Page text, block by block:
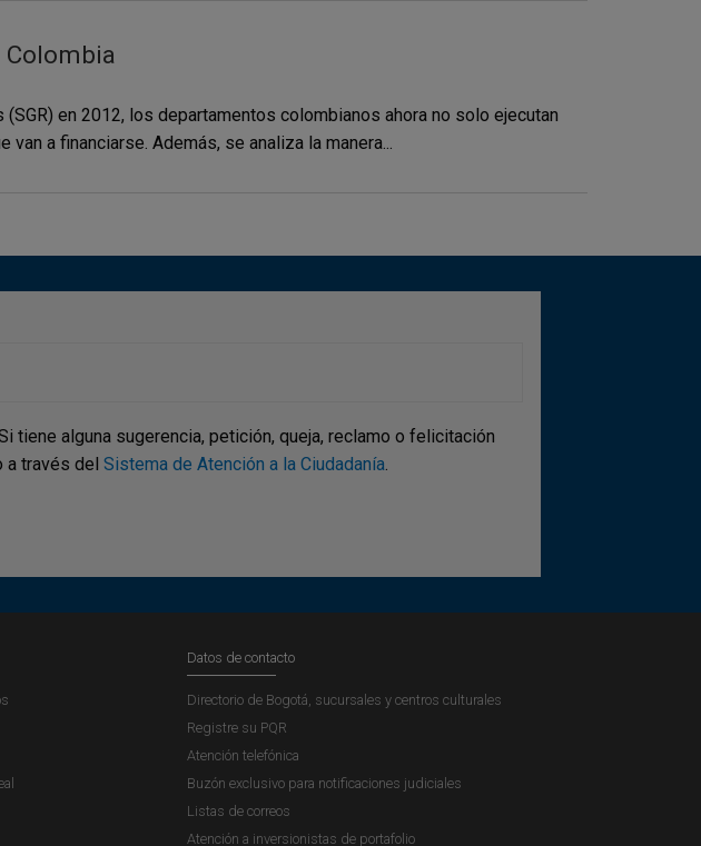
en 2012, los departamentos colombianos ahora no solo ejecutan
a financiarse. Además, se analiza la manera...
alguna sugerencia, petición, queja, reclamo o felicitación
través del Sistema de Atención a la Ciudadanía.
Datos de contacto
Directorio de Bogotá, sucursales y centros culturales
Registre su PQR
Atención telefónica
Buzón exclusivo para notificaciones judiciales
Listas de correos
Atención a inversionistas de portafolio